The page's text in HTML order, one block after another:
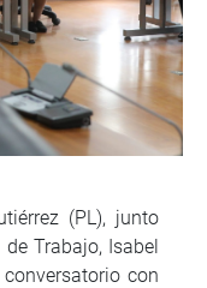
(PL), junto
Trabajo, Isabel
con